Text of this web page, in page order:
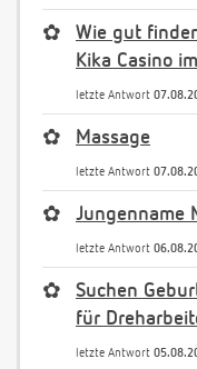
✿
Wie gut
Kika Casino
letzte Antwort
✿ Massage
letzte Antwort
✿ Jungenname
letzte Antwort
✿
Suchen
für
letzte Antwort